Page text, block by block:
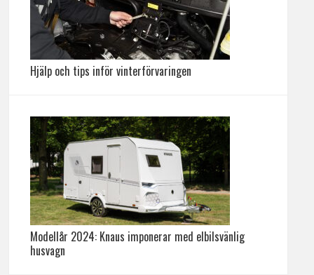
Hjälp och tips inför vinterförvaringen
Modellår 2024: Knaus imponerar med elbilsvänlig
husvagn